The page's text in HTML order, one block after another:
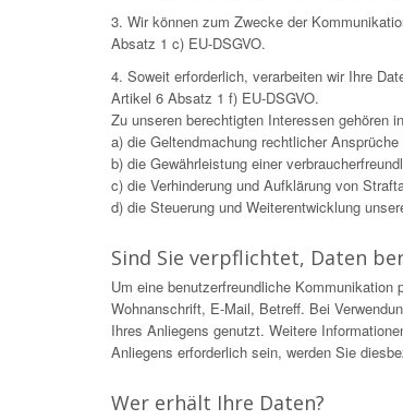
3. Wir können zum Zwecke der
Absatz 1 c) EU-DSGVO.
4. Soweit erforderlich, verarbeiten wir Ihre
Artikel 6 Absatz 1 f) EU-DSGVO.
Zu unseren berechtigten Interessen gehören
a) die Geltendmachung rechtlicher
b) die Gewährleistung einer
c) die Verhinderung und Aufklärung von
d) die Steuerung und Weiterentwicklung
Sind Sie verpflichtet, Daten
Um eine benutzerfreundliche
Wohnanschrift, E-Mail, Betreff. Bei
Ihres Anliegens genutzt. Weitere
Anliegens erforderlich sein, werden Sie
Wer erhält Ihre Daten?